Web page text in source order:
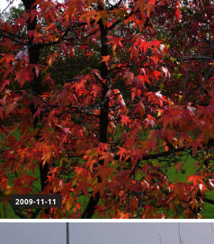
2009-11-11